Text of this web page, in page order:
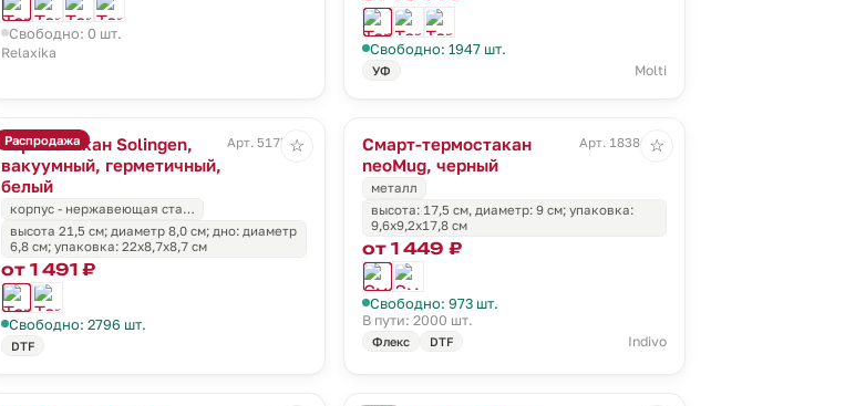
Свободно: 0 шт.
Relaxika Свободно: 1947 шт.
УФ Molti
Распродажа
Термостакан Solingen,
вакуумный, герметичный,
белый
Арт. 5175.60
корпус - нержавеющая ста…
высота 21,5 см; диаметр 8,0 см; дно: диаметр
6,8 см; упаковка: 22х8,7х8,7 см
от 1 491 ₽
Свободно: 2796 шт.
DTF
☆
Смарт-термостакан
neoMug, черный
Арт. 18386.30
металл
высота: 17,5 см, диаметр: 9 см; упаковка:
9,6x9,2x17,8 см
от 1 449 ₽
Свободно: 973 шт.
В пути: 2000 шт.
Флекс DTF Indivo
☆